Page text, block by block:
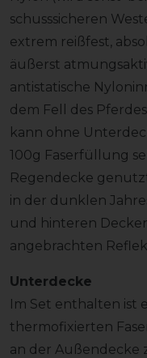
schusssicheren
extrem reißfest,
äußerst
antistatische
dem Fell des
kann ohne
100g Faserfüllung
Regendecke
in der dunklen
und hinteren
angebrachten
Unterdecke
Im Set enthalten ist
thermofixierten
an der Außendecke